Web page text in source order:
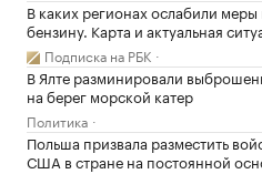
В каких регионах ослабили меры
бензину. Карта и актуальная
Подписка на РБК
В Ялте разминировали
на берег морской катер
Политика
Польша призвала разместить
США в стране на постоянной